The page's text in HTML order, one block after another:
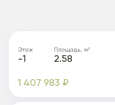
Этаж
-1
Площадь, м²
2.58
1 407 983 ₽